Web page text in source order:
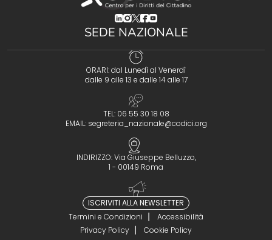
(opens in a new tab)
(opens in a new tab)
(opens in a new tab)
(opens in a new tab)
(opens in a new tab)
SEDE NAZIONALE
ORARI: dal Lunedì al Venerdì
dalle 9 alle 13 e dalle 14 alle 17
TEL: 06 55 30 18 08
EMAIL: segreteria_nazionale@codici.org
INDIRIZZO: Via Giuseppe Belluzzo,
1 - 00149 Roma
ISCRIVITI ALLA NEWSLETTER
Termini e Condizioni
Accessibilità
Privacy Policy
Cookie Policy